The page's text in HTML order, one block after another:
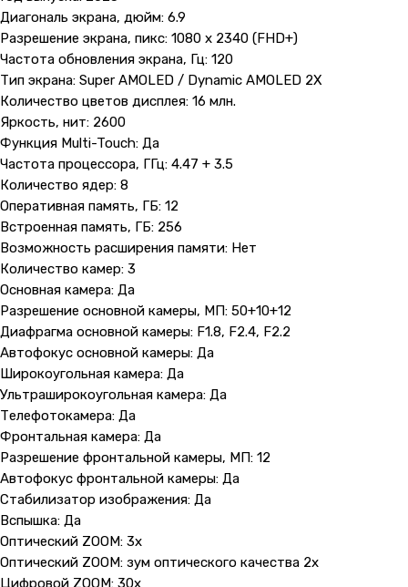
Диагональ экрана, дюйм: 6.9
Разрешение экрана, пикс: 1080 x 2340 (FHD+)
Частота обновления экрана, Гц: 120
Тип экрана: Super AMOLED / Dynamic AMOLED 2X
Количество цветов дисплея: 16 млн.
Яркость, нит: 2600
Функция Multi-Touch: Да
Частота процессора, ГГц: 4.47 + 3.5
Количество ядер: 8
Оперативная память, ГБ: 12
Встроенная память, ГБ: 256
Возможность расширения памяти: Нет
Количество камер: 3
Основная камера: Да
Разрешение основной камеры, МП: 50+10+12
Диафрагма основной камеры: F1.8, F2.4, F2.2
Автофокус основной камеры: Да
Широкоугольная камера: Да
Ультраширокоугольная камера: Да
Телефотокамера: Да
Фронтальная камера: Да
Разрешение фронтальной камеры, МП: 12
Автофокус фронтальной камеры: Да
Стабилизатор изображения: Да
Вспышка: Да
Оптический ZOOM: 3x
Оптический ZOOM: зум оптического качества 2х
Цифровой ZOOM: 30x